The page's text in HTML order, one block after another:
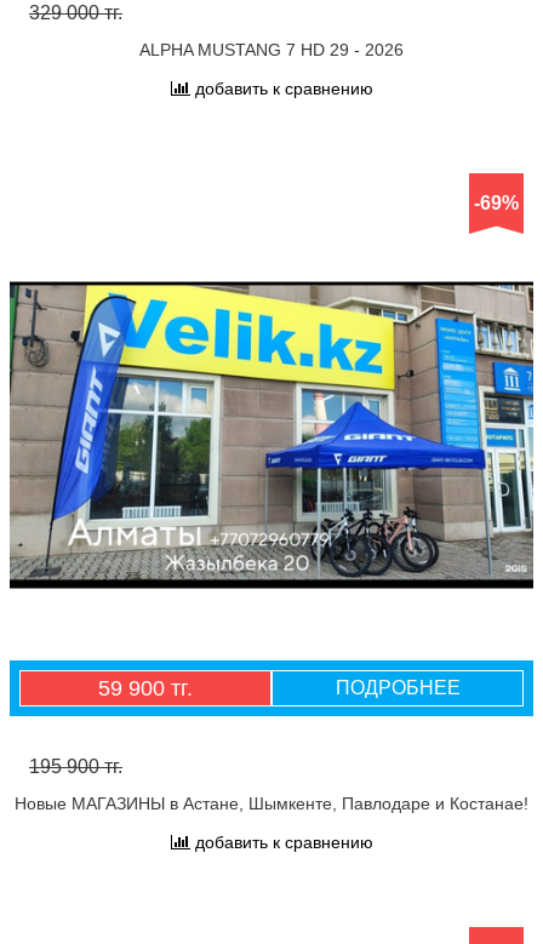
329 000 тг.
ALPHA MUSTANG 7 HD 29 - 2026
добавить к сравнению
-69%
59 900 тг. ПОДРОБНЕЕ
195 900 тг.
Новые МАГАЗИНЫ в Астане, Шымкенте, Павлодаре и Костанае!
добавить к сравнению